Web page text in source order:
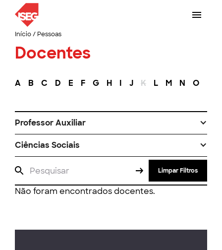
Início/ Pessoas
Docentes
A B C D E F G H I J K L M N O
Professor Auxiliar
Ciências Sociais
Limpar Filtros
Não foram encontrados docentes.